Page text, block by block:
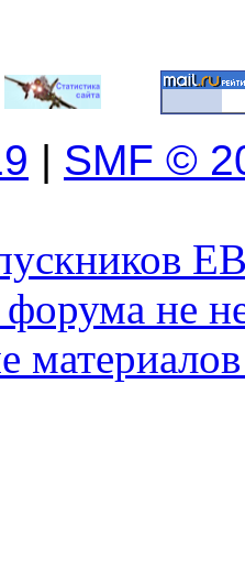
| SMF ©
не